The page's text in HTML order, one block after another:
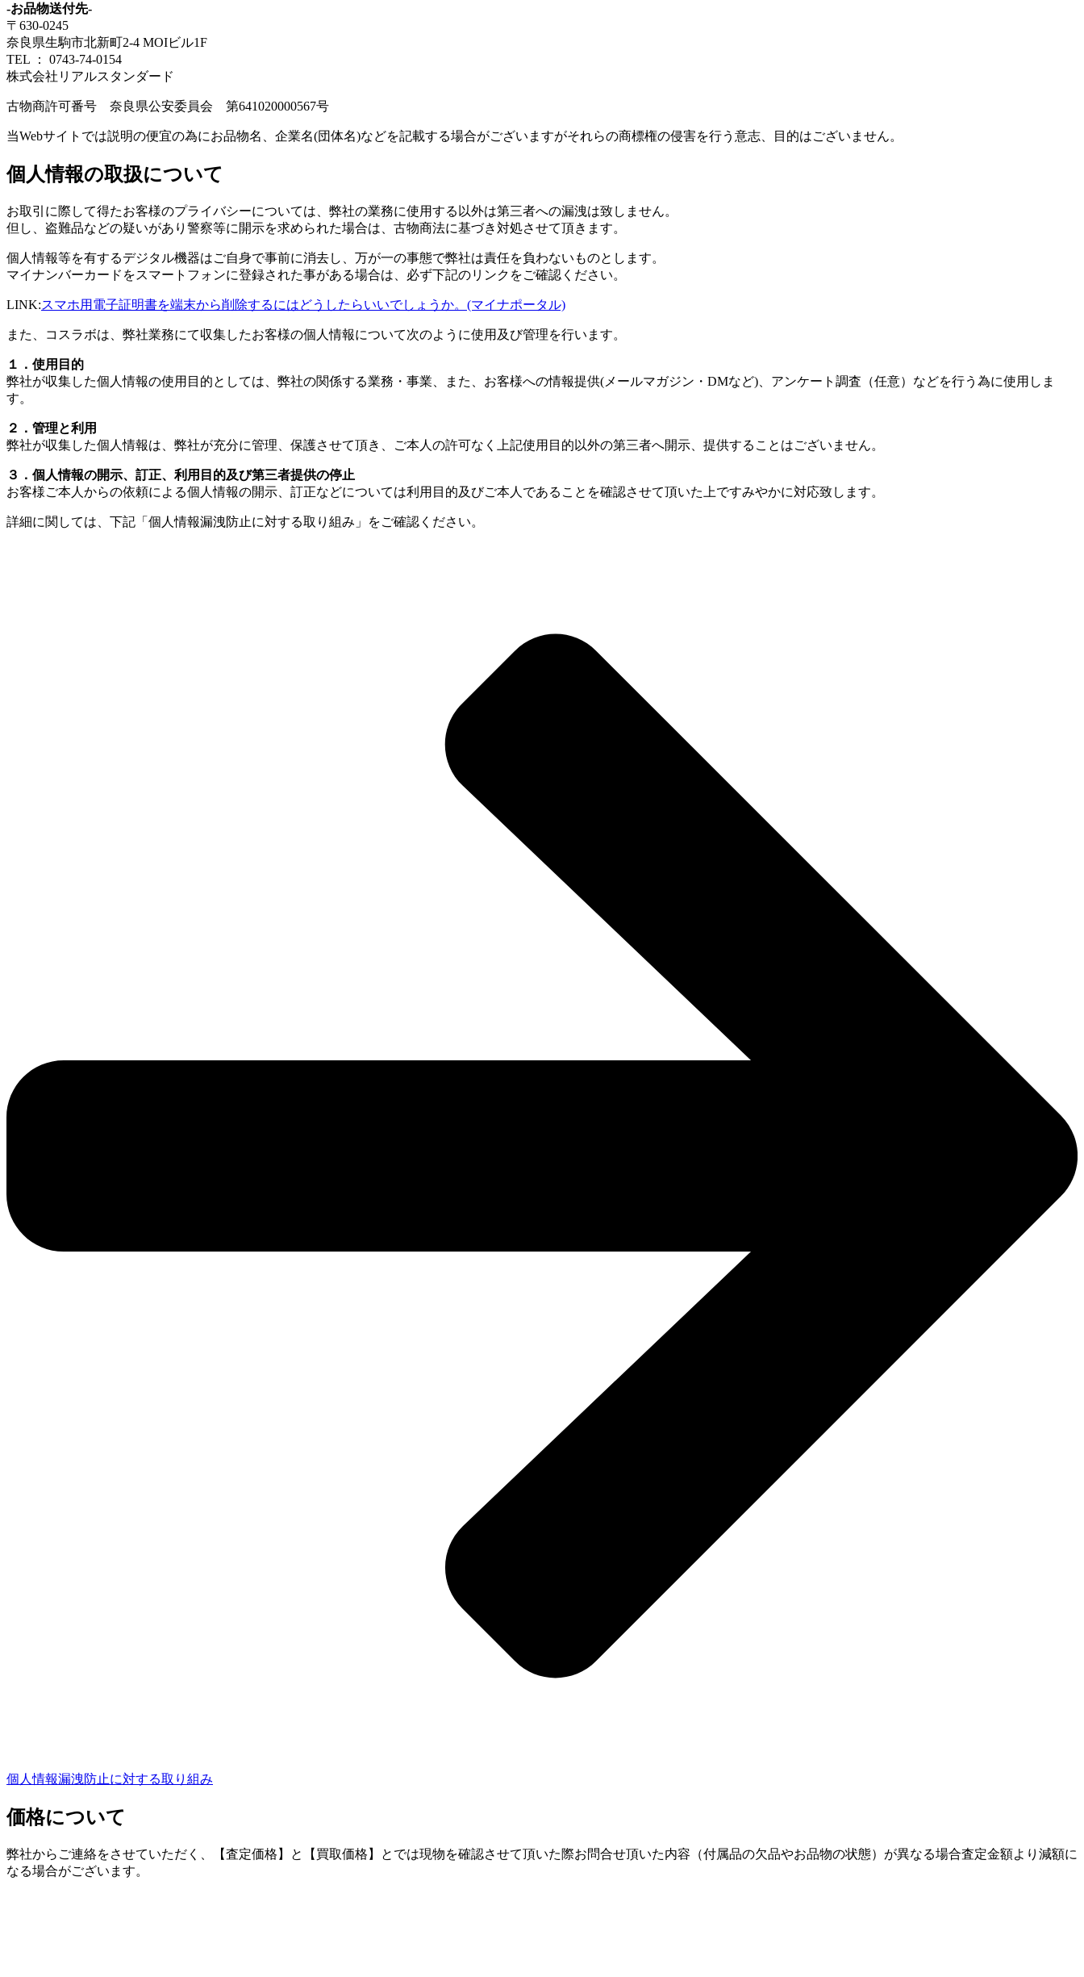
-お品物送付先-
〒630-0245
奈良県生駒市北新町2-4 MOIビル1F
TEL ： 0743-74-0154
株式会社リアルスタンダード
古物商許可番号 奈良県公安委員会 第641020000567号
当Webサイトでは説明の便宜の為にお品物名、企業名(団体名)などを記載する場合がございますがそれらの商標権の侵害を行う意志、目的はございません。
個人情報の取扱について
お取引に際して得たお客様のプライバシーについては、弊社の業務に使用する以外は第三者への漏洩は致しません。
但し、盗難品などの疑いがあり警察等に開示を求められた場合は、古物商法に基づき対処させて頂きます。
個人情報等を有するデジタル機器はご自身で事前に消去し、万が一の事態で弊社は責任を負わないものとします。
マイナンバーカードをスマートフォンに登録された事がある場合は、必ず下記のリンクをご確認ください。
LINK:スマホ用電子証明書を端末から削除するにはどうしたらいいでしょうか。(マイナポータル)
また、コスラボは、弊社業務にて収集したお客様の個人情報について次のように使用及び管理を行います。
１．使用目的
弊社が収集した個人情報の使用目的としては、弊社の関係する業務・事業、また、お客様への情報提供(メールマガジン・DMなど)、アンケート調査（任意）などを行う為に使用しま
す。
２．管理と利用
弊社が収集した個人情報は、弊社が充分に管理、保護させて頂き、ご本人の許可なく上記使用目的以外の第三者へ開示、提供することはございません。
３．個人情報の開示、訂正、利用目的及び第三者提供の停止
お客様ご本人からの依頼による個人情報の開示、訂正などについては利用目的及びご本人であることを確認させて頂いた上ですみやかに対応致します。
詳細に関しては、下記「個人情報漏洩防止に対する取り組み」をご確認ください。
個人情報漏洩防止に対する取り組み
価格について
弊社からご連絡をさせていただく、【査定価格】と【買取価格】とでは現物を確認させて頂いた際お問合せ頂いた内容（付属品の欠品やお品物の状態）が異なる場合査定金額より減額に
なる場合がございます。